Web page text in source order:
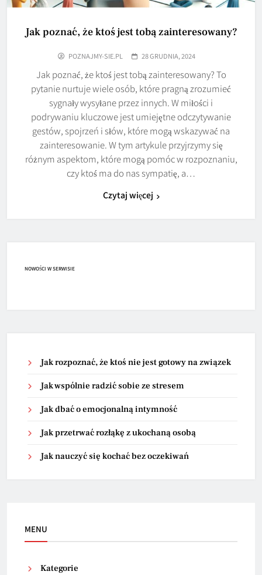
Jak poznać, że ktoś jest tobą zainteresowany?
POZNAJMY-SIE.PL 28 GRUDNIA, 2024
Jak poznać, że ktoś jest tobą zainteresowany? To
pytanie nurtuje wiele osób, które pragną zrozumieć
sygnały wysyłane przez innych. W miłości i
podrywaniu kluczowe jest umiejętne odczytywanie
gestów, spojrzeń i słów, które mogą wskazywać na
zainteresowanie. W tym artykule przyjrzymy się
różnym aspektom, które mogą pomóc w rozpoznaniu,
czy ktoś ma do nas sympatię, a…
Czytaj więcej
NOWOŚCI W SERWISIE
Jak rozpoznać, że ktoś nie jest gotowy na związek
Jak wspólnie radzić sobie ze stresem
Jak dbać o emocjonalną intymność
Jak przetrwać rozłąkę z ukochaną osobą
Jak nauczyć się kochać bez oczekiwań
MENU
Kategorie